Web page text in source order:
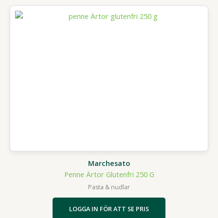
Marchesato
Penne Ärtor Glutenfri 250 G
Pasta & nudlar
LOGGA IN FÖR ATT SE PRIS